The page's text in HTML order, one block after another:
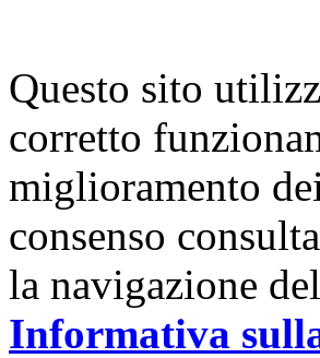
Questo sito
corretto
miglioramento
consenso
la navigazione
Informativa